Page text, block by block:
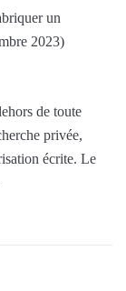
un
2023)
de toute
privée,
écrite. Le